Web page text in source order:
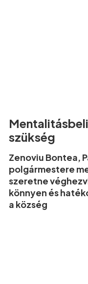
szükség
Zenoviu Bontea,
polgármestere
szeretne
könnyen és
a község